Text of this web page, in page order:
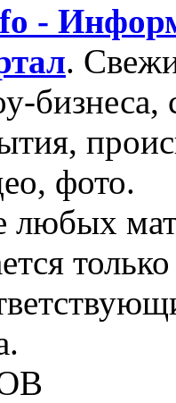
-
.
бизнеса,
фото.
любых